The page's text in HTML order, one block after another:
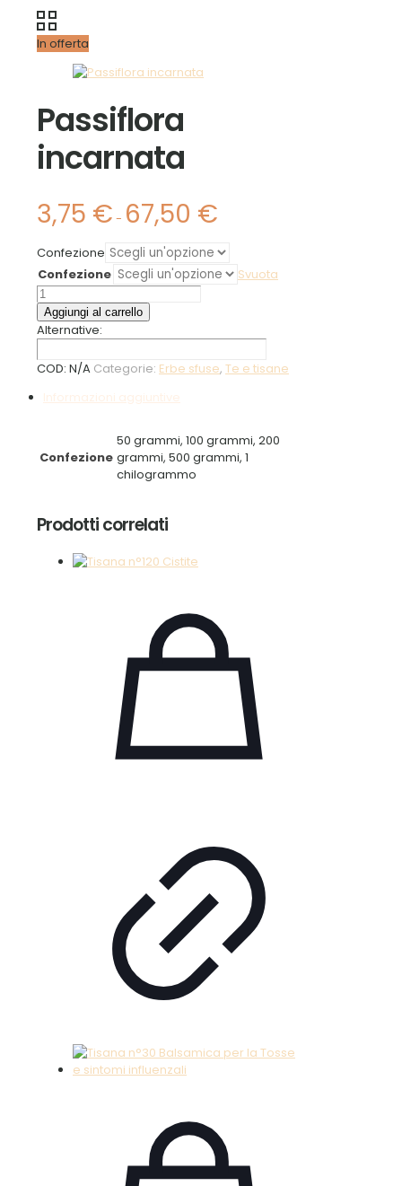
In offerta
Passiflora
incarnata
3,75 € - 67,50 €
da
3,75 €
Confezione
Confezione
Svuota
Passiflora
incarnata
quantità
Aggiungi al carrello
Alternative:
COD: N/A Categorie: Erbe sfuse, Te e tisane
Informazioni aggiuntive
Confezione
50 grammi, 100 grammi, 200
grammi, 500 grammi, 1
chilogrammo
Prodotti correlati